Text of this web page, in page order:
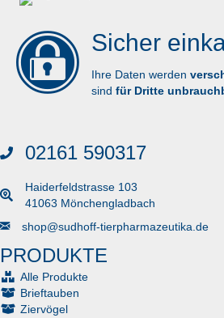
Sicher
Ihre Daten werden
sind für Dritte
02161 590317
Haiderfeldstrasse 103
41063 Mönchengladbach
Senden Sie uns eine E-Mail
shop@sudhoff-tierpharmazeutika.de
PRODUKTE
Alle Produkte
Brieftauben
Ziervögel